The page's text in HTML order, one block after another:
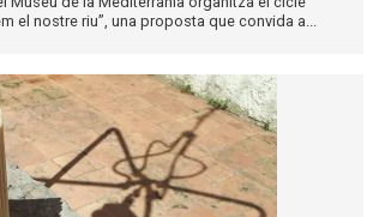
el nostre riu”, una proposta que convida a...